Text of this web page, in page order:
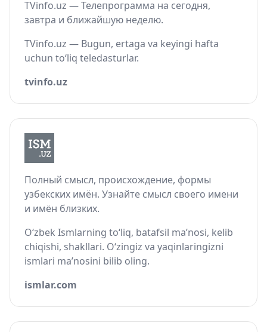
TVinfo.uz — Телепрограмма на сегодня,
завтра и ближайшую неделю.
TVinfo.uz — Bugun, ertaga va keyingi hafta
uchun to‘liq teledasturlar.
tvinfo.uz
Полный смысл, происхождение, формы
узбекских имён. Узнайте смысл своего имени
и имён близких.
O‘zbek Ismlarning to‘liq, batafsil ma’nosi, kelib
chiqishi, shakllari. O‘zingiz va yaqinlaringizni
ismlari ma’nosini bilib oling.
ismlar.com